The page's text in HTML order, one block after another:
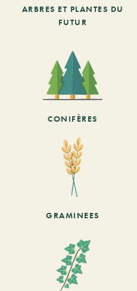
ARBRES ET PLANTES DU
FUTUR
CONIFÈRES
GRAMINEES